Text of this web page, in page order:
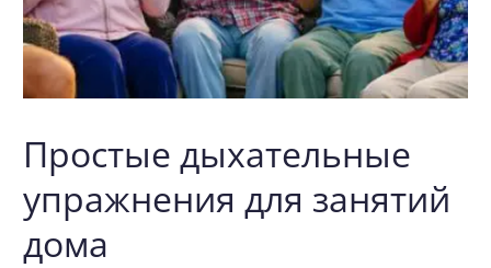
Простые дыхательные
упражнения для занятий
дома